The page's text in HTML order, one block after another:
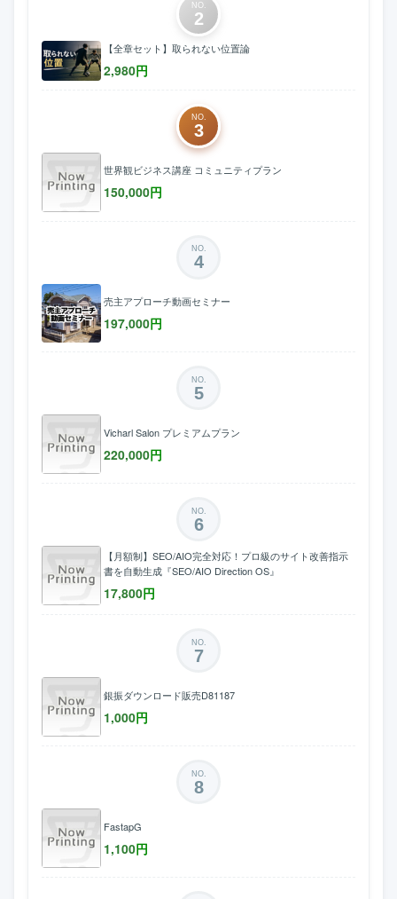
NO.
2
【全章セット】取られない位置論
2,980円
NO.
3
世界観ビジネス講座 コミュニティプラン
150,000円
NO.
4
売主アプローチ動画セミナー
197,000円
NO.
5
Vicharl Salon プレミアムプラン
220,000円
NO.
6
【月額制】SEO/AIO完全対応！プロ級のサイト改善指示
書を自動生成『SEO/AIO Direction OS』
17,800円
NO.
7
銀振ダウンロード販売D81187
1,000円
NO.
8
FastapG
1,100円